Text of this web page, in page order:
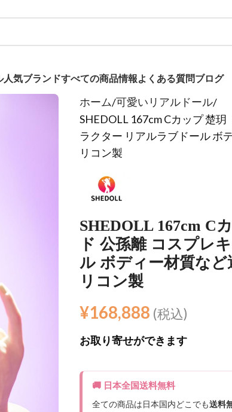
人気ブランドすべての商品情報よくある質問ブログ
ホーム 可愛いリアルドール
SHEDOLL 167cm Cカップ 楚
ラクター リアルラブドール ボ
リコン製
SHEDOLL 167cm C
ド 公孫離 コスプレ
ル ボディー材質な
リコン製
¥168,888 (税込)
お取り寄せができます
🚚 日本全国送料無料
全ての商品は日本国内どこでも送料